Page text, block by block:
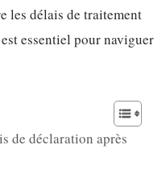
les délais de traitement
essentiel pour naviguer
de déclaration après